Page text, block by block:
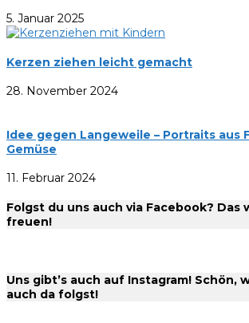
5. Januar 2025
Kerzen ziehen leicht gemacht
28. November 2024
Idee gegen Langeweile – Portraits aus
Gemüse
11. Februar 2024
Folgst du uns auch via Facebook? Das
freuen!
Uns gibt’s auch auf Instagram! Schön,
auch da folgst!